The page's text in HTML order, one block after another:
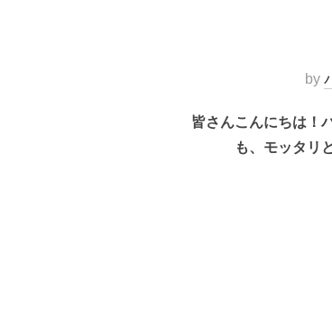
by
皆さんこんにちは！
も、モッタリ